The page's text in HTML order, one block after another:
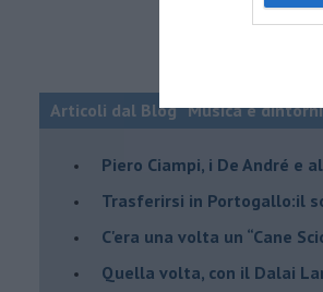
Articoli dal Blog “Musica e
​Piero Ciampi, i De André e
​Trasferirsi in Portogallo:il
​C'era una volta un “Cane
Quella volta, con il Dalai